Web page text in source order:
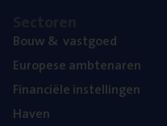
Bouw& vastgoed
Euro­pe­se ambtenaren
Finan­ci­ë­le instellingen
Haven